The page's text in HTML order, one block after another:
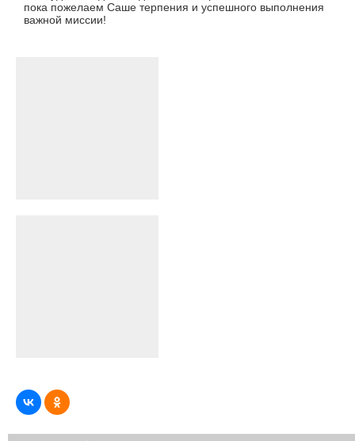
пока пожелаем Саше терпения и успешного выполнения
важной миссии!